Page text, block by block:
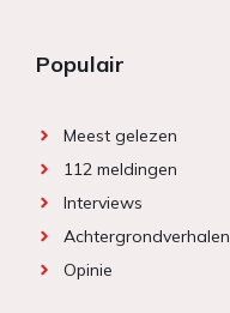
Populair
Meest gelezen
112 meldingen
Interviews
Achtergrondverhalen
Opinie